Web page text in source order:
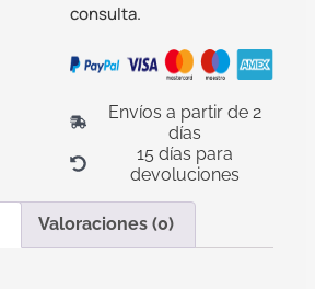
consulta.
Envíos a partir de 2
días
15 días para
devoluciones
Valoraciones (0)